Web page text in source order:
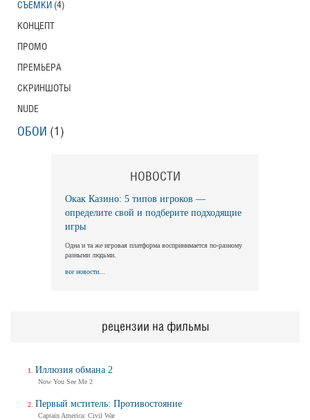
СЪЕМКИ (4)
КОНЦЕПТ
ПРОМО
ПРЕМЬЕРА
СКРИНШОТЫ
NUDE
ОБОИ (1)
НОВОСТИ
Окак Казино: 5 типов игроков —
определите свой и подберите подходящие
игры
Одна и та же игровая платформа воспринимается по-разному
разными людьми.
все новости...
рецензии на фильмы
Иллюзия обмана 2
Now You See Me 2
Первый мститель: Противостояние
Captain America: Civil War